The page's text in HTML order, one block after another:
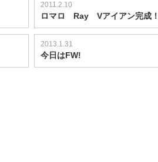
2011.2.10
ロマロ Ray Vアイアン完成！
2013.1.31
今日はFW!